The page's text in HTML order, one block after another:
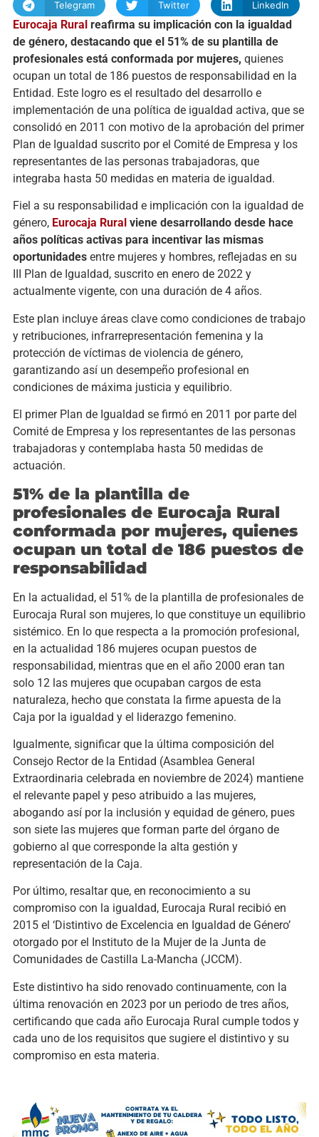
Telegram Twitter LinkedIn
Eurocaja Ruralreafirma su implicación con la igualdad
de género, destacando que el 51% de su plantilla de
profesionales está conformada por mujeres, quienes
ocupan un total de 186 puestos de responsabilidad en la
Entidad. Este logro es el resultado del desarrollo e
implementación de una política de igualdad activa, que se
consolidó en 2011 con motivo de la aprobación del primer
Plan de Igualdad suscrito por el Comité de Empresa y los
representantes de las personas trabajadoras, que
integraba hasta 50 medidas en materia de igualdad.
Fiel a su responsabilidad e implicación con la igualdad de
género,Eurocaja Rural viene desarrollando desde hace
años políticas activas para incentivar las mismas
oportunidadesentre mujeres y hombres, reflejadas en su
III Plan de Igualdad, suscrito en enero de 2022 y
actualmente vigente, con una duración de 4 años.
Este plan incluye áreas clave como condiciones de trabajo
y retribuciones, infrarrepresentación femenina y la
protección de víctimas de violencia de género,
garantizando así un desempeño profesional en
condiciones de máxima justicia y equilibrio.
El primer Plan de Igualdad se firmó en 2011 por parte del
Comité de Empresa y los representantes de las personas
trabajadoras y contemplaba hasta 50 medidas de
actuación.
51% de la plantilla de
profesionales de Eurocaja Rural
conformada por mujeres, quienes
ocupan un total de 186 puestos de
responsabilidad
En la actualidad, el 51% de la plantilla de profesionales de
Eurocaja Rural son mujeres, lo que constituye un equilibrio
sistémico. En lo que respecta a la promoción profesional,
en la actualidad 186 mujeres ocupan puestos de
responsabilidad, mientras que en el año 2000 eran tan
solo 12 las mujeres que ocupaban cargos de esta
naturaleza, hecho que constata la firme apuesta de la
Caja por la igualdad y el liderazgo femenino.
Igualmente, significar que la última composición del
Consejo Rector de la Entidad (Asamblea General
Extraordinaria celebrada en noviembre de 2024) mantiene
el relevante papel y peso atribuido a las mujeres,
abogando así por la inclusión y equidad de género, pues
son siete las mujeres que forman parte del órgano de
gobierno al que corresponde la alta gestión y
representación de la Caja.
Por último, resaltar que, en reconocimiento a su
compromiso con la igualdad, Eurocaja Rural recibió en
2015 el ‘Distintivo de Excelencia en Igualdad de Género’
otorgado por el Instituto de la Mujer de la Junta de
Comunidades de Castilla La-Mancha (JCCM).
Este distintivo ha sido renovado continuamente, con la
última renovación en 2023 por un periodo de tres años,
certificando que cada año Eurocaja Rural cumple todos y
cada uno de los requisitos que sugiere el distintivo y su
compromiso en esta materia.